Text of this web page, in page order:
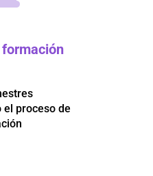
el proceso de